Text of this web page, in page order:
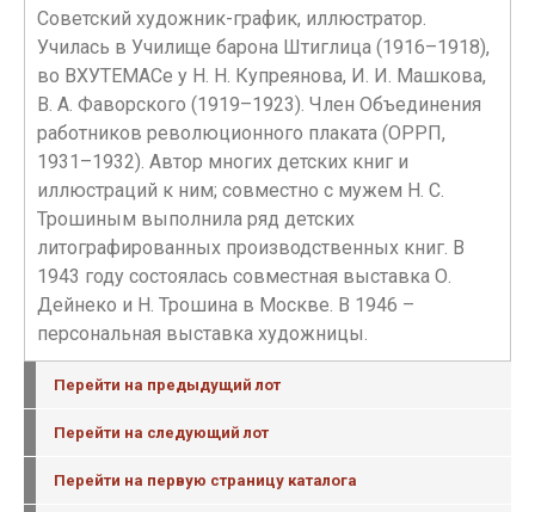
Советский художник-график, иллюстратор.
Училась в Училище барона Штиглица (1916–1918),
во ВХУТЕМАСе у Н. Н. Купреянова, И. И. Машкова,
В. А. Фаворского (1919–1923). Член Объединения
работников революционного плаката (ОРРП,
1931–1932). Автор многих детских книг и
иллюстраций к ним; совместно с мужем Н. С.
Трошиным выполнила ряд детских
литографированных производственных книг. В
1943 году состоялась совместная выставка О.
Дейнеко и Н. Трошина в Москве. В 1946 –
персональная выставка художницы.
Перейти на предыдущий лот
Перейти на следующий лот
Перейти на первую страницу каталога